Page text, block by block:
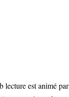
lecture est animé par